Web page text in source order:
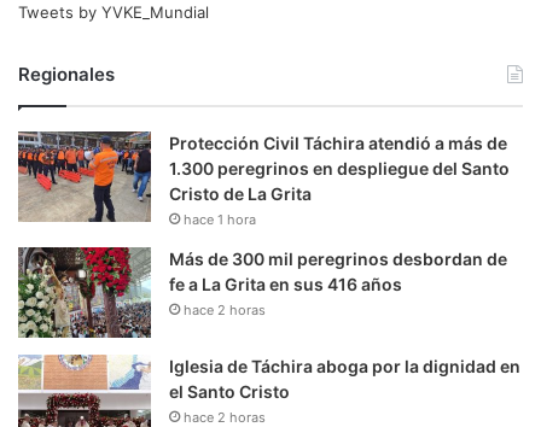
Tweets by YVKE_Mundial
Regionales
Protección Civil Táchira atendió a más de
1.300 peregrinos en despliegue del Santo
Cristo de La Grita
hace 1 hora
Más de 300 mil peregrinos desbordan de
fe a La Grita en sus 416 años
hace 2 horas
Iglesia de Táchira aboga por la dignidad en
el Santo Cristo
hace 2 horas